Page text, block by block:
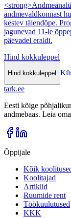
andmevaldkonnast
kestev täiendõpe.
jagunevad 11-le
päevadel eraldi.
Hind kokkuleppel
Hind kokkuleppel
tark.ee
Eesti kõige
andmebaas. Leia
Õppijale
Kõik
Koolitajad
Artiklid
Ruumide rent
Töökuulutused
KKK